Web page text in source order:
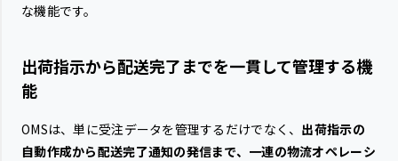
な機能です。
出荷指示から配送完了までを一貫して管理する機
能
OMSは、単に受注データを管理するだけでなく、 出荷指示の
自動作成から配送完了通知の発信まで、一連の物流オペレーシ